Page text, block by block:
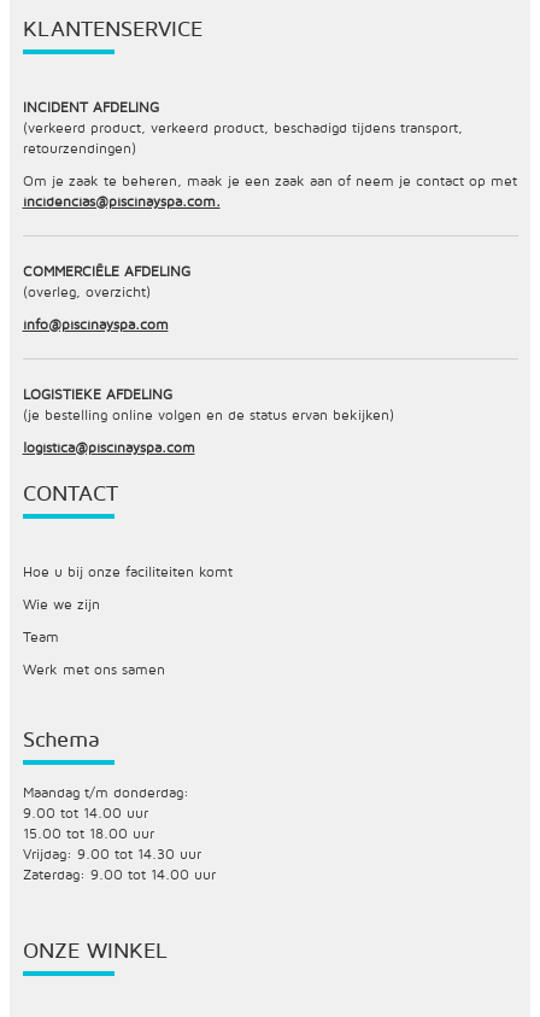
KLANTENSERVICE
INCIDENT AFDELING
(verkeerd product, verkeerd product, beschadigd tijdens transport,
retourzendingen)
Om je zaak te beheren, maak je een zaak aan of neem je contact op met
incidencias@piscinayspa.com.
COMMERCIËLE AFDELING
(overleg, overzicht)
info@piscinayspa.com
LOGISTIEKE AFDELING
(je bestelling online volgen en de status ervan bekijken)
logistica@piscinayspa.com
CONTACT
Hoe u bij onze faciliteiten komt
Wie we zijn
Team
Werk met ons samen
Schema
Maandag t/m donderdag:
9.00 tot 14.00 uur
15.00 tot 18.00 uur
Vrijdag: 9.00 tot 14.30 uur
Zaterdag: 9.00 tot 14.00 uur
ONZE WINKEL